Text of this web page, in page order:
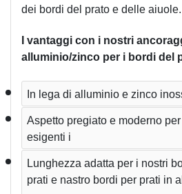
dei bordi del prato e delle aiuole.
I vantaggi con i nostri
alluminio/zinco per i bordi del
In lega di alluminio e zinco
Aspetto pregiato e moderno
esigenti i
Lunghezza adatta per i nostri
prati e nastro bordi per prati in